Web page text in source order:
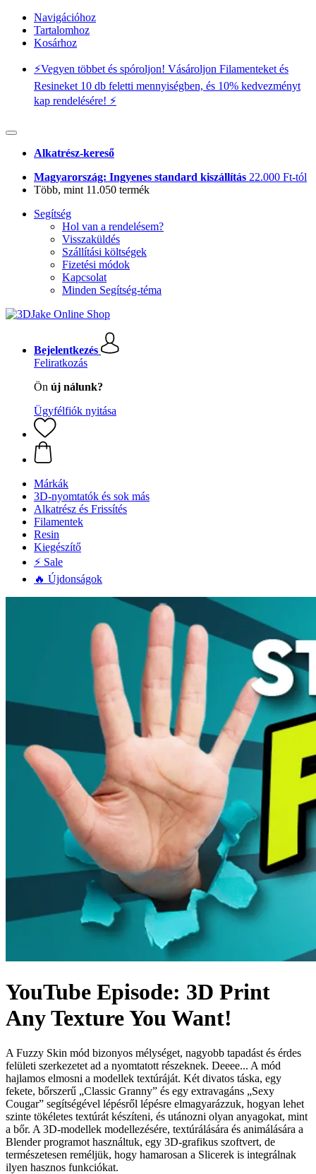
Navigációhoz
Tartalomhoz
Kosárhoz
⚡️Vegyen többet és spóroljon! Vásároljon Filamenteket és
Resineket 10 db feletti mennyiségben, és 10% kedvezményt
kap rendelésére! ⚡️
Alkatrész-kereső
Magyarország: Ingyenes standard kiszállítás 22.000 Ft-tól
Több, mint 11.050 termék
Segítség
Hol van a rendelésem?
Visszaküldés
Szállítási költségek
Fizetési módok
Kapcsolat
Minden Segítség-téma
Bejelentkezés
Feliratkozás
Ön új nálunk?
Ügyfélfiók nyitása
Márkák
3D-nyomtatók és sok más
Alkatrész és Frissítés
Filamentek
Resin
Kiegészítő
⚡ Sale
🔥 Újdonságok
YouTube Episode: 3D Print
Any Texture You Want!
A Fuzzy Skin mód bizonyos mélységet, nagyobb tapadást és érdes
felületi szerkezetet ad a nyomtatott részeknek. Deeee... A mód
hajlamos elmosni a modellek textúráját. Két divatos táska, egy
fekete, bőrszerű „Classic Granny” és egy extravagáns „Sexy
Cougar” segítségével lépésről lépésre elmagyarázzuk, hogyan lehet
szinte tökéletes textúrát készíteni, és utánozni olyan anyagokat, mint
a bőr. A 3D-modellek modellezésére, textúrálására és animálására a
Blender programot használtuk, egy 3D-grafikus szoftvert, de
természetesen reméljük, hogy hamarosan a Slicerek is integrálnak
ilyen hasznos funkciókat.